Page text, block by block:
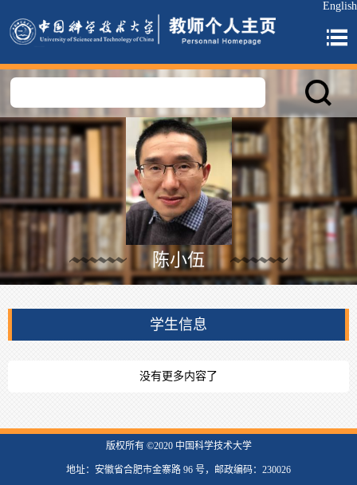
English
陈小伍
学生信息
没有更多内容了
版权所有 ©2020 中国科学技术大学
地址：安徽省合肥市金寨路 96 号，邮政编码：230026